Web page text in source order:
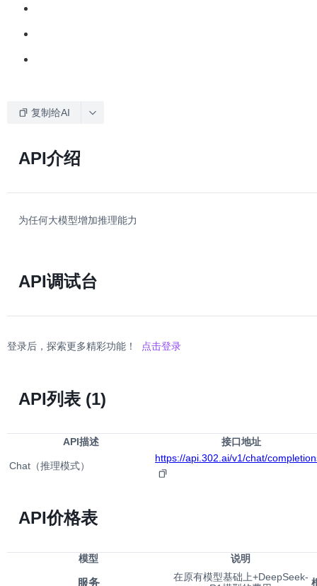
复制给AI
API介绍
为任何大模型增加推理能力
API调试台
登录后，探索更多精彩功能！ 点击登录
API列表 (1)
API描述 接口地址
Chat（推理模式）
https://api.302.ai/v1/chat/
API价格表
模型 说明
服务
在原有模型基础上+DeepSeek-